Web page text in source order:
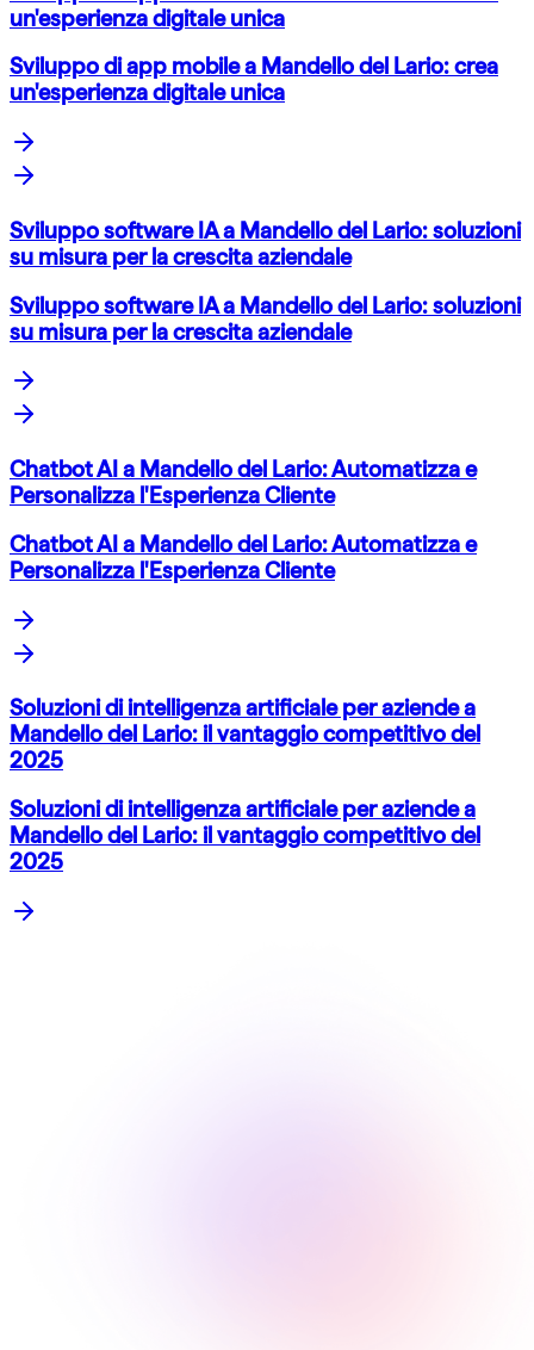
un'esperienza digitale unica
Sviluppo di app mobile a Mandello del Lario: crea
un'esperienza digitale unica
Sviluppo software IA a Mandello del Lario: soluzioni
su misura per la crescita aziendale
Sviluppo software IA a Mandello del Lario: soluzioni
su misura per la crescita aziendale
Chatbot AI a Mandello del Lario: Automatizza e
Personalizza l'Esperienza Cliente
Chatbot AI a Mandello del Lario: Automatizza e
Personalizza l'Esperienza Cliente
Soluzioni di intelligenza artificiale per aziende a
Mandello del Lario: il vantaggio competitivo del
2025
Soluzioni di intelligenza artificiale per aziende a
Mandello del Lario: il vantaggio competitivo del
2025